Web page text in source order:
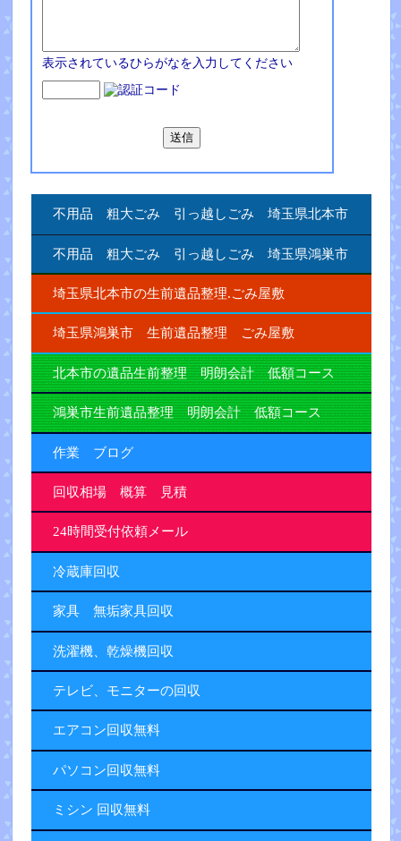
表示されているひらがなを入力してください
不用品 粗大ごみ 引っ越しごみ 埼玉県北本市
不用品 粗大ごみ 引っ越しごみ 埼玉県鴻巣市
埼玉県北本市の生前遺品整理.ごみ屋敷
埼玉県鴻巣市 生前遺品整理 ごみ屋敷
北本市の遺品生前整理 明朗会計 低額コース
鴻巣市生前遺品整理 明朗会計 低額コース
作業 ブログ
回収相場 概算 見積
24時間受付依頼メール
冷蔵庫回収
家具 無垢家具回収
洗濯機、乾燥機回収
テレビ、モニターの回収
エアコン回収無料
パソコン回収無料
ミシン 回収無料